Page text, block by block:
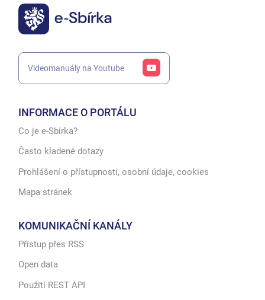
Videomanuály na Youtube
INFORMACE O PORTÁLU
Co je e-Sbírka?
Často kladené dotazy
Prohlášení o přístupnosti, osobní údaje, cookies
Mapa stránek
KOMUNIKAČNÍ KANÁLY
Přístup přes RSS
Open data
Použití REST API